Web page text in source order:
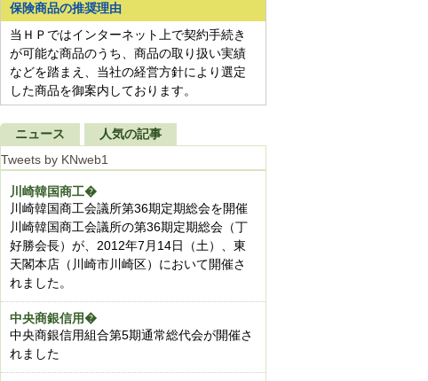
保険商品の推奨理由
当ＨＰではインターネット上で契約手続き
が可能な商品のうち、商品の取り扱い実績
などを踏まえ、当社の経営方針により選定
した商品を御案内しております。
ニュース
人気の記事
Tweets by KNweb1
川崎韓国商工�
川崎韓国商工会議所第36期定期総会を開催
川崎韓国商工会議所の第36期定期総会（丁
好勝会長）が、2012年7月14日（土）、東
天閣本店（川崎市川崎区）において開催さ
れました。
中央商銀信用�
中央商銀信用組合第5期通常総代会が開催さ
れました